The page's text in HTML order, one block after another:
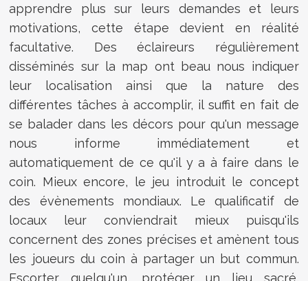
apprendre plus sur leurs demandes et leurs
motivations, cette étape devient en réalité
facultative. Des éclaireurs régulièrement
disséminés sur la map ont beau nous indiquer
leur localisation ainsi que la nature des
différentes tâches à accomplir, il suffit en fait de
se balader dans les décors pour qu'un message
nous informe immédiatement et
automatiquement de ce qu'il y a à faire dans le
coin. Mieux encore, le jeu introduit le concept
des évènements mondiaux. Le qualificatif de
locaux leur conviendrait mieux puisqu'ils
concernent des zones précises et amènent tous
les joueurs du coin à partager un but commun.
Escorter quelqu'un, protéger un lieu sacré,